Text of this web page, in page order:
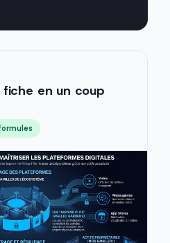
en un coup